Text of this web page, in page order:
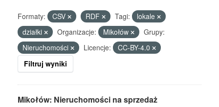
Formaty: CSV RDF Tagi:
lokale
działki
Organizacje: Mikołów
Grupy:
Nieruchomości
Licencje:
CC-BY-4.0
Filtruj wyniki
Mikołów: Nieruchomości na sprzedaż